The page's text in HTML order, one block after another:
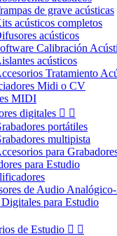
de grave acústicas
acústicos completos
acústicos
Calibración
acústicos
Tratamiento
Midi o CV
MIDI
digitales  
portátiles
multipista
para
para Estudio
de Audio
para Estudio
de Estudio  